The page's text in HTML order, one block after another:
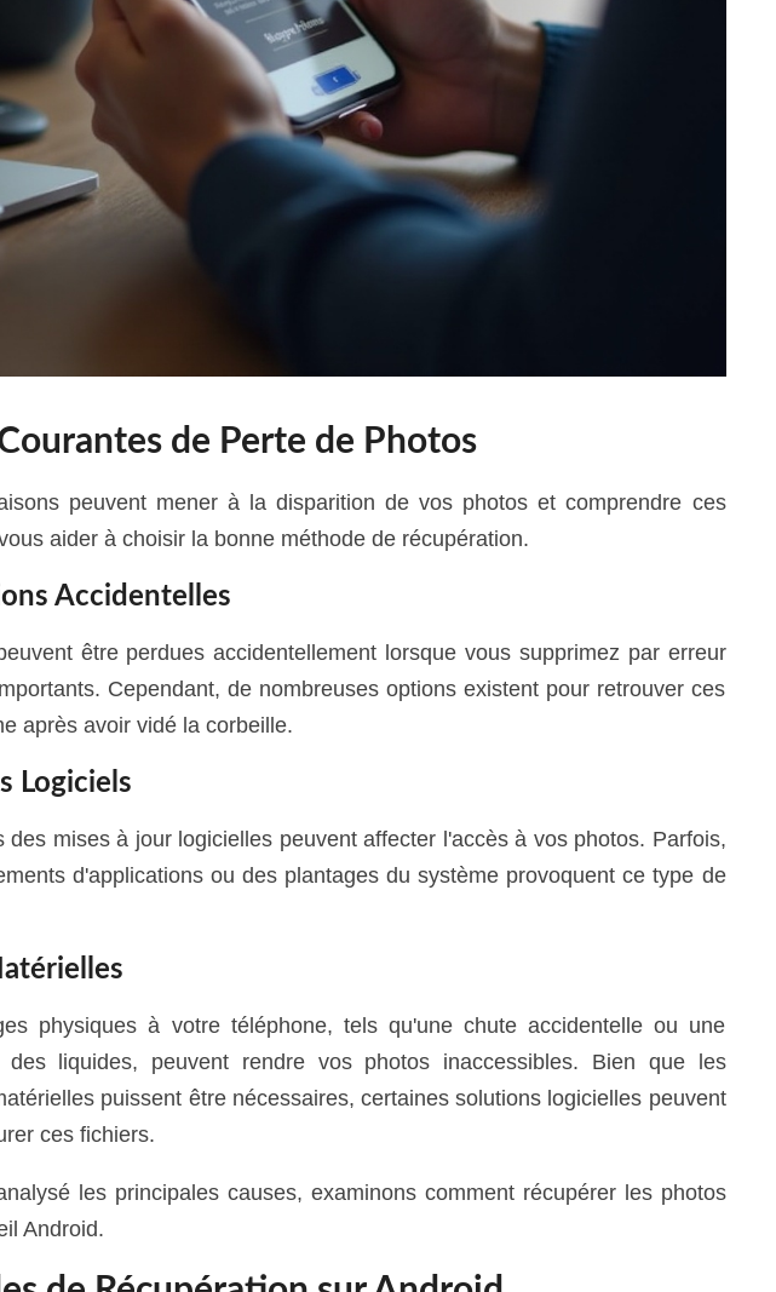
de Perte de Photos
peuvent mener à la disparition de vos photos et comprendre ces
aider à choisir la bonne méthode de récupération.
Accidentelles
être perdues accidentellement lorsque vous supprimez par erreur
Cependant, de nombreuses options existent pour retrouver ces
après avoir vidé la corbeille.
Logiciels
des mises à jour logicielles peuvent affecter l'accès à vos photos. Parfois,
d'applications ou des plantages du système provoquent ce type de
physiques à votre téléphone, tels qu'une chute accidentelle ou une
des liquides, peuvent rendre vos photos inaccessibles. Bien que les
puissent être nécessaires, certaines solutions logicielles peuvent
ces fichiers.
les principales causes, examinons comment récupérer les photos
Android.